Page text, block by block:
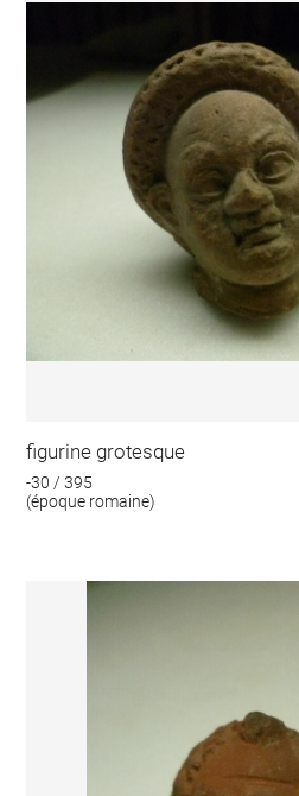
figurine grotesque
-30 / 395
(époque romaine)